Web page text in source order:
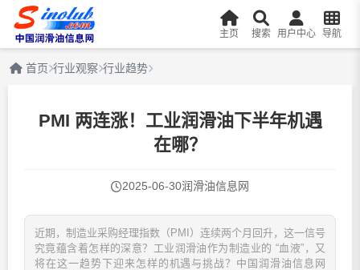
主页 搜索 用户中心 导航
首页 行业观察 行业趋势
PMI 两连涨！工业润滑油下半年机遇
在哪？
2025-06-30润滑油信息网
近期，制造业采购经理指数（PMI）连续两个月回升，这一信号
究竟蕴含着怎样的深意？工业润滑油作为制造业的 “血液”，又
将在这一趋势下迎来怎样的机遇与挑战？中国润滑油信息网